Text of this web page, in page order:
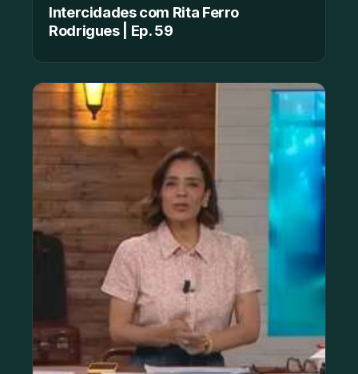
Intercidades com Rita Ferro
Rodrigues | Ep. 59